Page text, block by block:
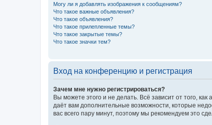
Могу ли я добавлять изображения к сообщениям?
Что такое важные объявления?
Что такое объявления?
Что такое прилепленные темы?
Что такое закрытые темы?
Что такое значки тем?
Вход на конференцию и регистрация
Зачем мне нужно регистрироваться?
Вы можете этого и не делать. Всё зависит от того,
даёт вам дополнительные возможности, которые
вас всего пару минут, поэтому мы рекомендуем это